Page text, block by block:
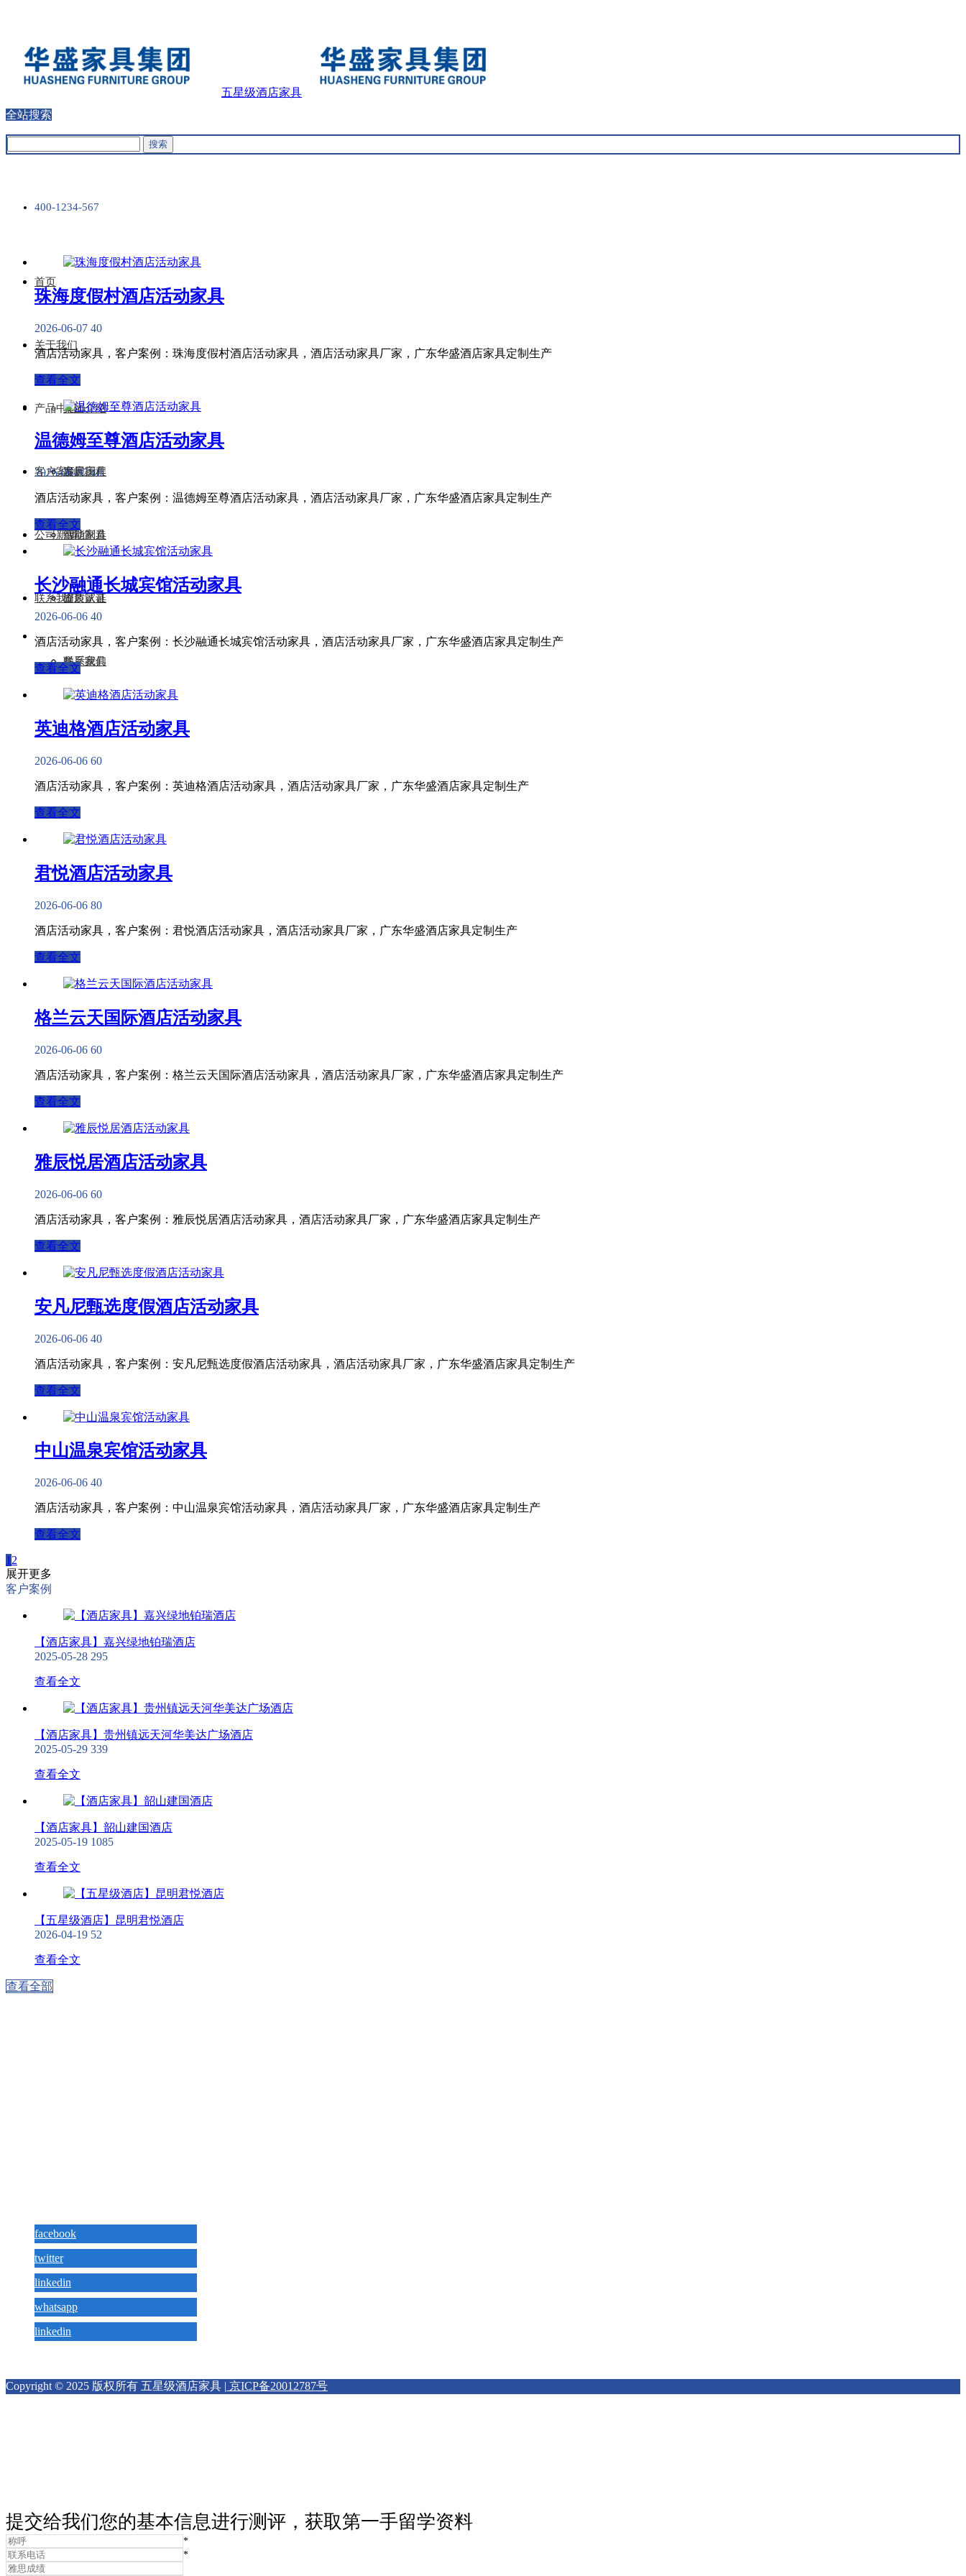
五星级酒店家具
400-1234-567
首页
关于我们
集团介绍
发展历程
智能制造
资质认证
联系我们
产品中心
客房家具
活动家具
固装家具
餐厅家具
客户案例
公司新闻
联系我们
全站搜索
珠海度假村酒店活动家具
2026-06-07 40
酒店活动家具，客户案例：珠海度假村酒店活动家具，酒店活动家具厂家，广东华盛酒店家具定制生产
查看全文
温德姆至尊酒店活动家具
2026-06-07 40
酒店活动家具，客户案例：温德姆至尊酒店活动家具，酒店活动家具厂家，广东华盛酒店家具定制生产
查看全文
长沙融通长城宾馆活动家具
2026-06-06 40
酒店活动家具，客户案例：长沙融通长城宾馆活动家具，酒店活动家具厂家，广东华盛酒店家具定制生产
查看全文
英迪格酒店活动家具
2026-06-06 60
酒店活动家具，客户案例：英迪格酒店活动家具，酒店活动家具厂家，广东华盛酒店家具定制生产
查看全文
君悦酒店活动家具
2026-06-06 80
酒店活动家具，客户案例：君悦酒店活动家具，酒店活动家具厂家，广东华盛酒店家具定制生产
查看全文
格兰云天国际酒店​活动家具
2026-06-06 60
酒店活动家具，客户案例：格兰云天国际酒店活动家具，酒店活动家具厂家，广东华盛酒店家具定制生产
查看全文
雅辰悦居酒店​活动家具
2026-06-06 60
酒店活动家具，客户案例：雅辰悦居酒店​活动家具，酒店活动家具厂家，广东华盛酒店家具定制生产
查看全文
安凡尼甄选度假酒店活动家具
2026-06-06 40
酒店活动家具，客户案例：安凡尼甄选度假酒店活动家具，酒店活动家具厂家，广东华盛酒店家具定制生产
查看全文
中山温泉宾馆活动家具
2026-06-06 40
酒店活动家具，客户案例：中山温泉宾馆活动家具，酒店活动家具厂家，广东华盛酒店家具定制生产
查看全文
1 2
展开更多
客户案例
【酒店家具】嘉兴绿地铂瑞酒店
2025-05-28 295
查看全文
【酒店家具】贵州镇远天河华美达广场酒店
2025-05-29 339
查看全文
【酒店家具】韶山建国酒店
2025-05-19 1085
查看全文
【五星级酒店】昆明君悦酒店
2026-04-19 52
查看全文
查看全部
facebook
twitter
linkedin
whatsapp
linkedin
Copyright © 2025 版权所有 五星级酒店家具 | 京ICP备20012787号
提交给我们您的基本信息进行测评，获取第一手留学资料
*
*